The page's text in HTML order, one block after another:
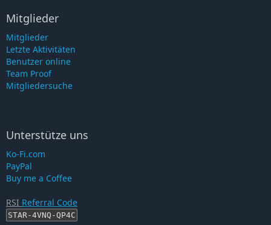
Mitglieder
Mitglieder
Letzte Aktivitäten
Benutzer online
Team Proof
Mitgliedersuche
Unterstütze uns
Ko-Fi.com
PayPal
Buy me a Coffee
RSI Referral Code
STAR-4VNQ-QP4C